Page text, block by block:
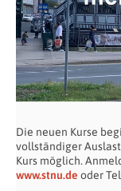
Die neuen Kurse
vollständiger
Kurs möglich.
www.stnu.de oder